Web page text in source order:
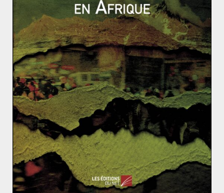
DOCTRINES
GÉOPOLITIQUE & RELATIONS INTERNATIONALES
NOTIONS
RESSOURCES